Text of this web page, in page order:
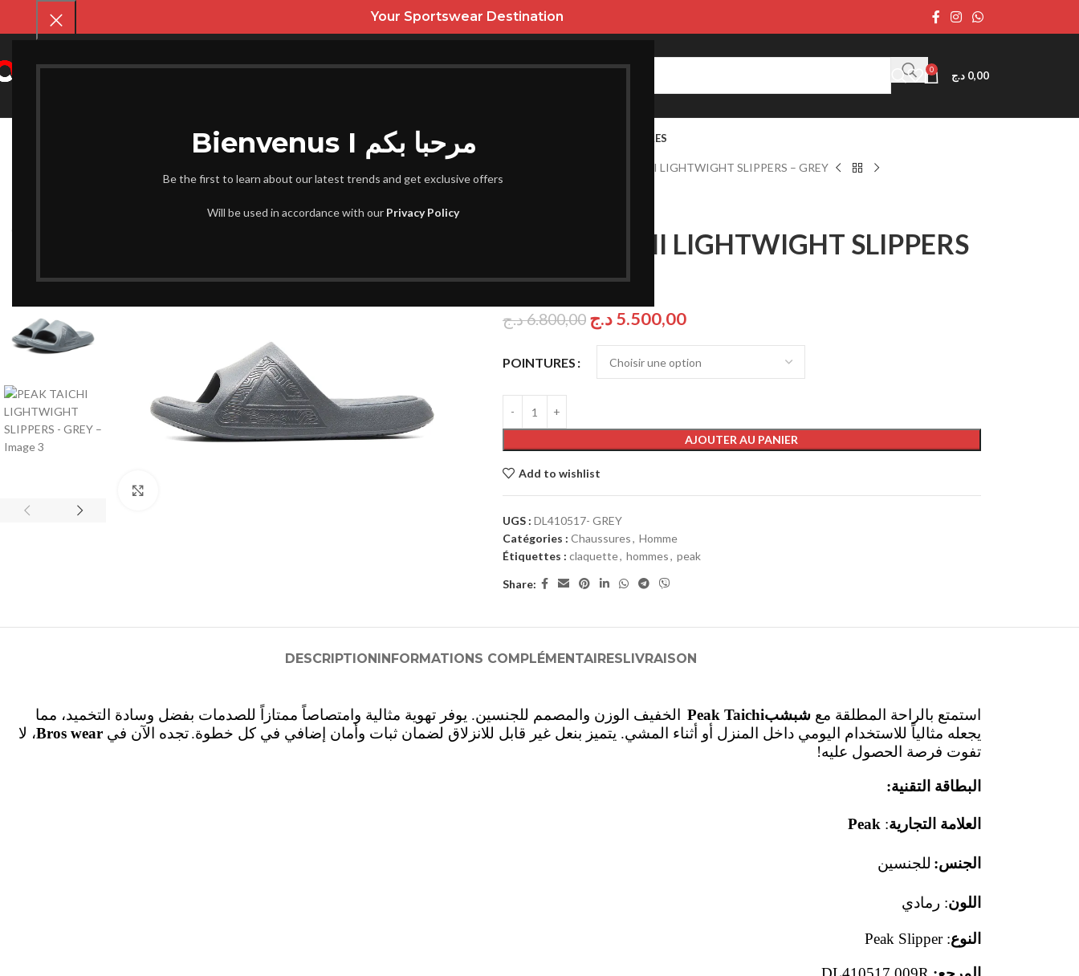
Bienvenus I مرحبا بكم
Be the first to learn about our latest trends and get exclusive offers
Will be used in accordance with our Privacy Policy
Your Sportswear Destination
0 0,00 د.ج
CHAUSSURESHOMME ENFANT SACS ET ACCESSOIRES
PEAK TAICHI LIGHTWIGHT SLIPPERS – GREY
PEAK TAICHI LIGHTWIGHT SLIPPERS
– GREY
6.800,00د.ج 5.500,00د.ج
POINTURES
AJOUTER AU PANIER
Add to wishlist
UGS : DL410517- GREY
Catégories : Chaussures, Homme
Étiquettes : claquette, hommes, peak
Share:
DESCRIPTION INFORMATIONS COMPLÉMENTAIRES LIVRAISON
استمتع بالراحة المطلقة مع شبشبPeak Taichi
الخفيف الوزن والمصمم للجنسين. يوفر تهوية مثالية وامتصاصاً ممتازاً للصدمات بفضل وسادة التخميد، مما
يجعله مثالياً للاستخدام اليومي داخل المنزل أو أثناء المشي. يتميز بنعل غير قابل للانزلاق لضمان ثبات وأمان إضافي في كل خطوة.تجده الآن في Bros wear، لا
تفوت فرصة الحصول عليه!
البطاقة التقنية:
العلامة التجارية:
Peak
الجنس: للجنسين
اللون: رمادي
النوع: Peak Slipper